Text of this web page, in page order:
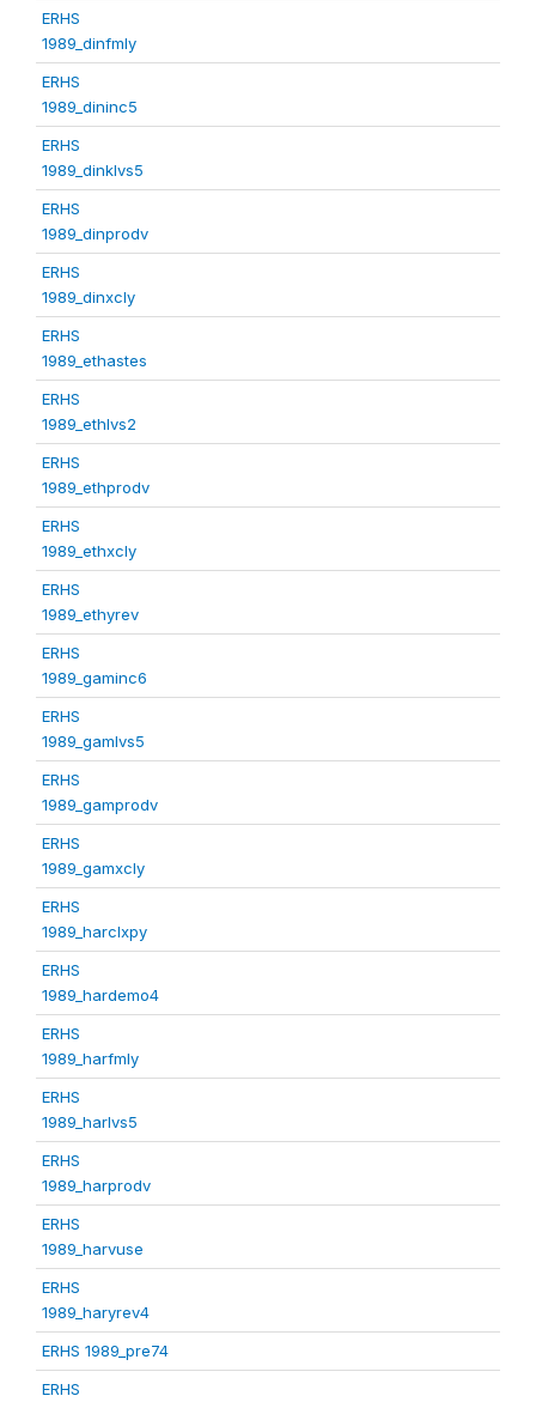
ERHS
1989_dinfmly
ERHS
1989_dininc5
ERHS
1989_dinklvs5
ERHS
1989_dinprodv
ERHS
1989_dinxcly
ERHS
1989_ethastes
ERHS
1989_ethlvs2
ERHS
1989_ethprodv
ERHS
1989_ethxcly
ERHS
1989_ethyrev
ERHS
1989_gaminc6
ERHS
1989_gamlvs5
ERHS
1989_gamprodv
ERHS
1989_gamxcly
ERHS
1989_harclxpy
ERHS
1989_hardemo4
ERHS
1989_harfmly
ERHS
1989_harlvs5
ERHS
1989_harprodv
ERHS
1989_harvuse
ERHS
1989_haryrev4
ERHS 1989_pre74
ERHS